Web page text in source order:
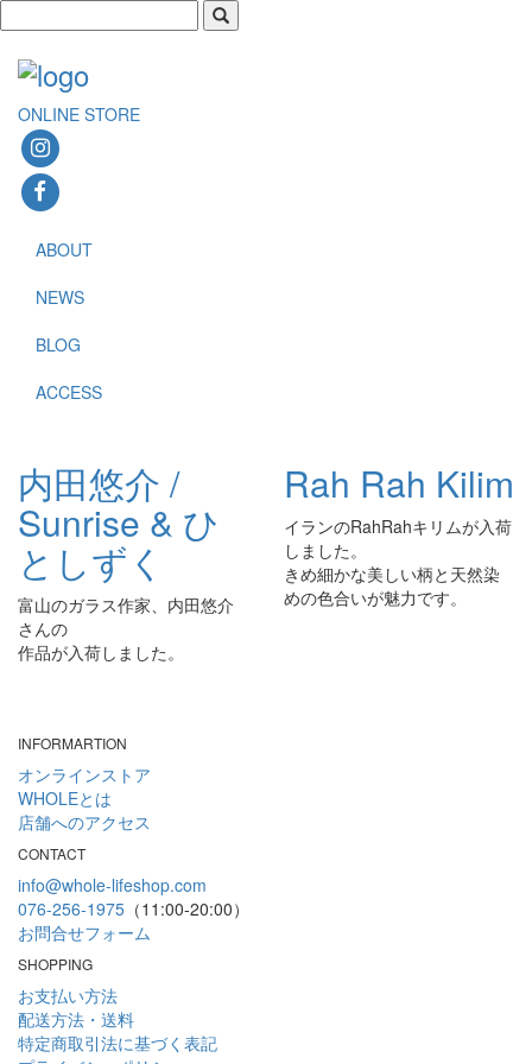
ONLINE STORE
ABOUT
NEWS
BLOG
ACCESS
内田悠介 /
Sunrise & ひ
としずく
富山のガラス作家、内田悠介
さんの
作品が入荷しました。
Rah Rah Kilim
イランのRahRahキリムが入荷
しました。
きめ細かな美しい柄と天然染
めの色合いが魅力です。
INFORMARTION
オンラインストア
WHOLEとは
店舗へのアクセス
CONTACT
info@whole-lifeshop.com
076-256-1975 （11:00-20:00）
お問合せフォーム
SHOPPING
お支払い方法
配送方法・送料
特定商取引法に基づく表記